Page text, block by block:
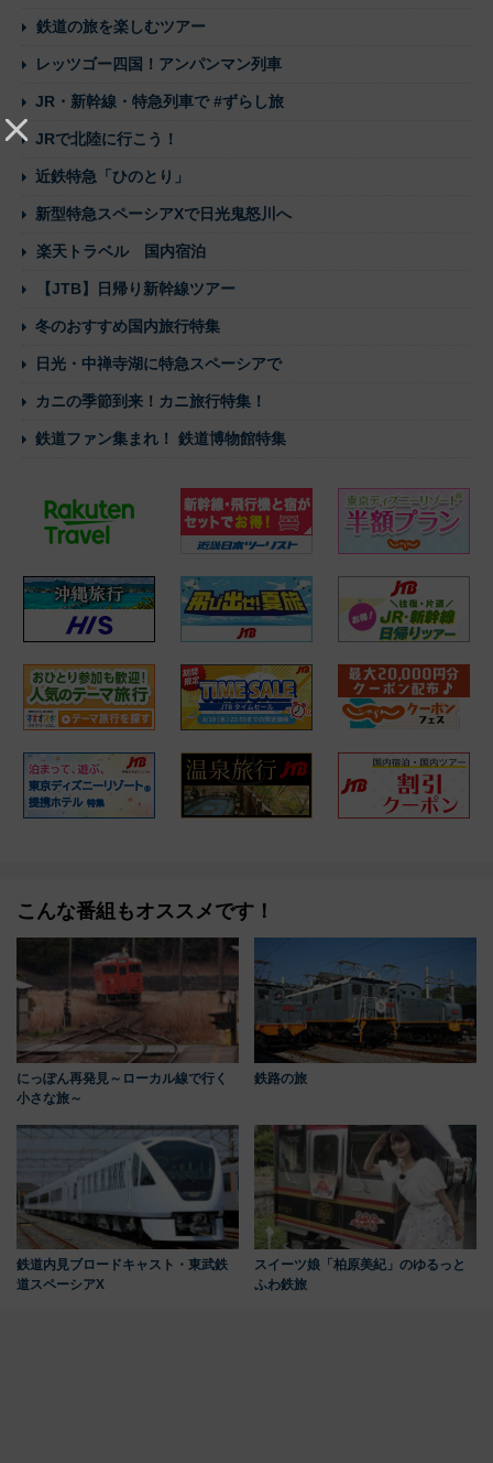
鉄道の旅を楽しむツアー
レッツゴー四国！アンパンマン列車
JR・新幹線・特急列車で #ずらし旅
JRで北陸に行こう！
近鉄特急「ひのとり」
新型特急スペーシアXで日光鬼怒川へ
楽天トラベル 国内宿泊
【JTB】日帰り新幹線ツアー
冬のおすすめ国内旅行特集
日光・中禅寺湖に特急スペーシアで
カニの季節到来！カニ旅行特集！
鉄道ファン集まれ！ 鉄道博物館特集
こんな番組もオススメです！
にっぽん再発見～ローカル線で行く
小さな旅～
鉄路の旅
鉄道内見ブロードキャスト・東武鉄
道スペーシアX
スイーツ娘「柏原美紀」のゆるっと
ふわ鉄旅